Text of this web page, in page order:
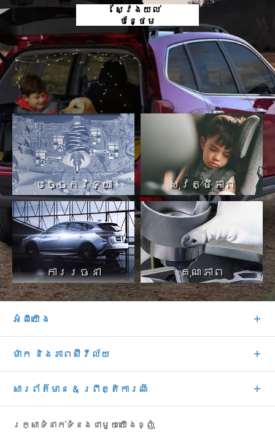
ស្វែងយល់
បន្ថែម
បច្ចេកវិទ្យា សុវត្ថិភាព
ការរចនា គុណភាព
អំពីយើង
ម៉ាក និងភាពស៊ីវីល័យ
សារព័ត៌មាន & ព្រឹត្តិការណ៍
រក្សាទំនាក់ទំនងជាមួយយើងខ្ញុំ